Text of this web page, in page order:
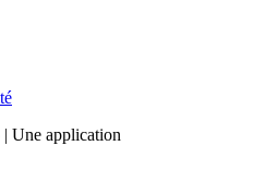
| Une application